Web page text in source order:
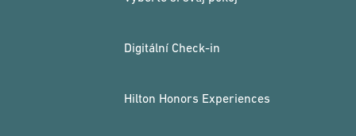
Digitální Check-in
Hilton Honors Experiences